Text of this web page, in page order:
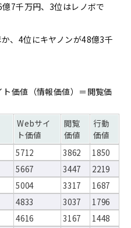
7千万円、3位はレノボで
、4位にキヤノンが48億3千
価値（情報価値）＝閲覧価
Webサイ
ト価値
閲覧
価値
行動
価値
5712 3862
1850
5667 3447
2219
5004 3317
1687
4833 3037
1796
4616 3167
1448